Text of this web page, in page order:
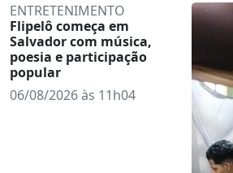
ENTRETENIMENTO
Flipelô começa em
Salvador com música,
poesia e participação
popular
06/08/2026 às 11h04